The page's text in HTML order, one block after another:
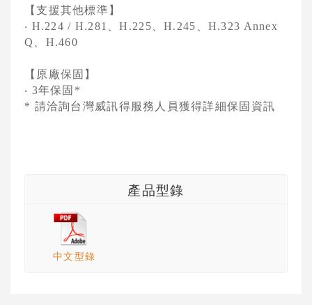
【支援其他標準】
‧ H.224 / H.281 、H.225、H.245 、
H.323 Annex
Q 、 H.460
【原廠保固】
‧ 3年保固 *
* 請洽詢台灣威訊得服務人員獲得詳細保固資訊
產品型錄
中文型錄